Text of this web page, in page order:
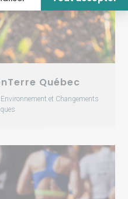
Québec
et Changements